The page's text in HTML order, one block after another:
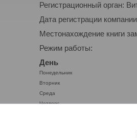
Регистрационный орган:
Дата регистрации
Местонахождение книги
Режим работы:
День
Понедельник
Вторник
Среда
Четверг